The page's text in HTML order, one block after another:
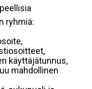
ryhmiä:
käyttäjätunnus,
mahdollinen